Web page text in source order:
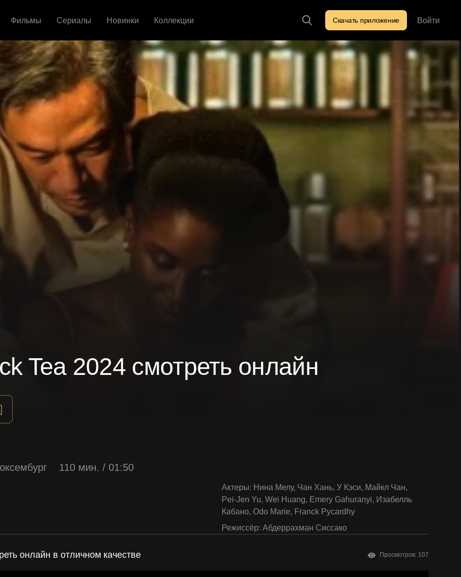
Фильмы Сериалы Новинки Коллекции Скачать приложение Войти
Искать
Tea 2024 смотреть онлайн
110 мин. / 01:50
Актеры: Нина Мелу, Чан Хань, У Кэси, Майкл Чан,
Pei-Jen Yu, Wei Huang, Emery Gahuranyi, Изабелль
Кабано, Odo Marie, Franck Pycardhy
Режиссёр: Абдеррахман Сиссако
онлайн в отличном качестве Просмотров: 107